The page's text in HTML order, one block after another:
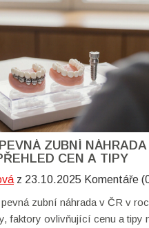
ZUBNÍ NÁHRADA
CEN A TIPY
z 23.10.2025 Komentáře
zubní náhrada v ČR v
faktory ovlivňující cenu a tipy